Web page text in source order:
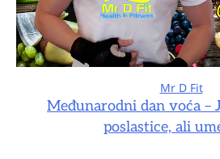
Mr D Fit
Međunarodni dan voća –
poslastice, ali